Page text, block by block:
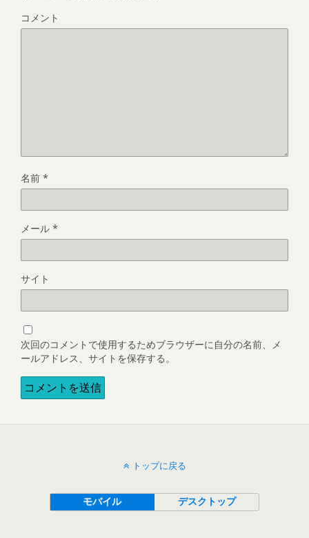
コメント
名前 *
メール *
サイト
次回のコメントで使用するためブラウザーに自分の名前、メ
ールアドレス、サイトを保存する。
トップに戻る
モバイル デスクトップ